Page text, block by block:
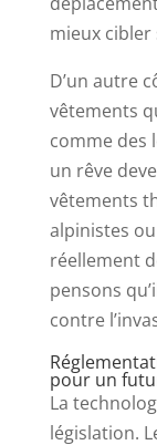
mieux cibler
D’un autre
vêtements
comme des
un rêve
vêtements
alpinistes
réellement
pensons
contre
pour un
La
législation.